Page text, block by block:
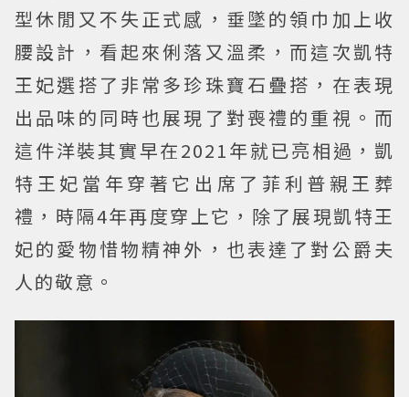
型休閒又不失正式感，垂墜的領巾加上收
腰設計，看起來俐落又溫柔，而這次凱特
王妃選搭了非常多珍珠寶石疊搭，在表現
出品味的同時也展現了對喪禮的重視。而
這件洋裝其實早在2021年就已亮相過，凱
特王妃當年穿著它出席了菲利普親王葬
禮，時隔4年再度穿上它，除了展現凱特王
妃的愛物惜物精神外，也表達了對公爵夫
人的敬意。